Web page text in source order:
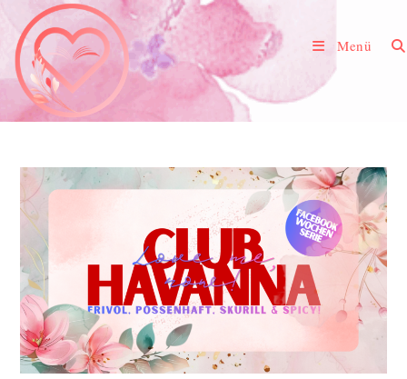
Inhalt
springen
Menü